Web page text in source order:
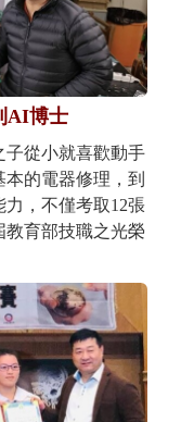
AI博士
子從小就喜歡動手
的電器修理，到
，不僅考取12張
育部技職之光榮